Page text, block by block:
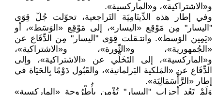
و«الاشتراكية»، و«الماركسية».
وفي إطار هذه الدِّينَامِيَة التَراجعية، تحوّلت جُلّ قِوَى
"اليسار" مِن مَوْقِع «اليسار»، إلى مَوْقِع «الوَسَط»، أو
«يَمِين الوَسط». وانتـقلت قِوَى "اليسار" مِن الدِّفَاع عن
«الجُمهورية»، و«الثّورة»، و«الاشتراكية»،
و«الماركسية»، إلى التَخَلِّي عن «الاشتراكية»، وإلى
الدِّفَاع عن «المَلكية البَرلمانية»، والقَبُول دَوْمًا بِالحَيَاة في
إطار «الرَّأْسَمَالِيَة».
وَلَمْ تَعُد أحزاب "اليسار" تُؤْمِن بِأُطْرُوحة «الماركسية»